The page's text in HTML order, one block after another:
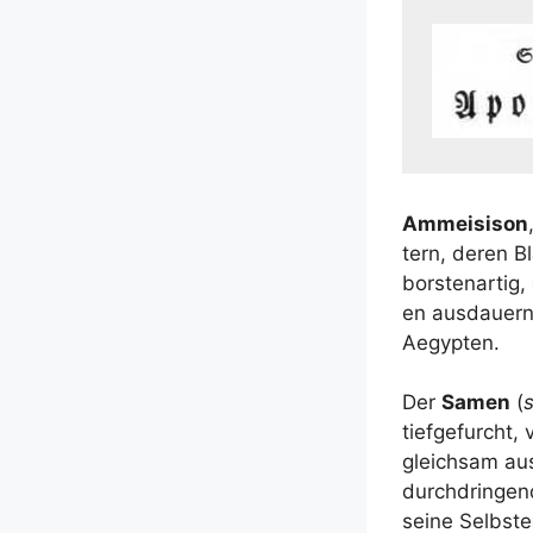
Amm­ei­sison,
tern, deren
bors­ten­ar­tig,
en
Aegypten.
Der Samen (
tief­ge­furcht,
gleich­sam
sei­ne